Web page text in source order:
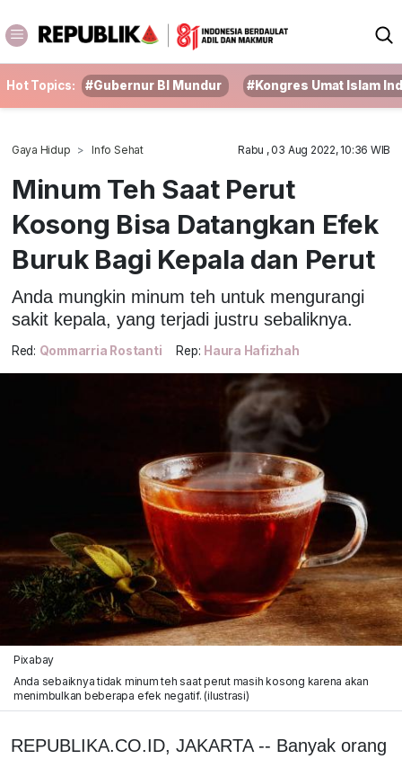
Hot Topics: #Gubernur BI Mundur #Kongres Umat Islam
Gaya Hidup Info Sehat Rabu , 03 Aug 2022, 10:36 WIB
Minum Teh Saat Perut
Kosong Bisa Datangkan Efek
Buruk Bagi Kepala dan Perut
Anda mungkin minum teh untuk mengurangi
sakit kepala, yang terjadi justru sebaliknya.
Red: Qommarria Rostanti Rep: Haura Hafizhah
Pixabay
Anda sebaiknya tidak minum teh saat perut masih kosong karena akan
menimbulkan beberapa efek negatif. (ilustrasi)
REPUBLIKA.CO.ID, JAKARTA -- Banyak orang